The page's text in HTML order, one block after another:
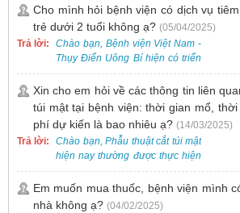
viện Việt Nam - Thụy Điển Uông
Bí, chúng tôi cung cấp các dịch
vụ thăm khám và xét nghiệm
chuyên sâu để phát hiện sớm
HPV và tầm soát ung thư cổ tử
Cho mình hỏi bệnh viện có dịch vụ
trẻ dưới 2 tuổi không ạ? (05/04/2025)
Trả lời:
Chào bạn, Bệnh viện Việt Nam -
Thụy Điển Uông Bí hiện có triển
khai dịch vụ tiêm vắc-xin cho trẻ
dưới 2 tuổi.
Xin cho em hỏi về các thông tin liên
túi mật tại bệnh viện: thời gian mổ,
phí dự kiến là bao nhiêu ạ? (14/03/2025)
Trả lời:
Chào bạn, Phẫu thuật cắt túi mật
hiện nay thường được thực hiện
bằng phương pháp nội soi, đây
là một kỹ thuật ít xâm lấn, an toàn
và phổ biến.
Em muốn mua thuốc, bệnh viện mình
nhà không ạ? (04/02/2025)